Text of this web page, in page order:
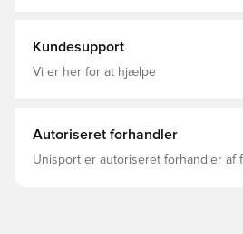
Kundesupport
Vi er her for at hjælpe
Autoriseret forhandler
Unisport er autoriseret forhandler af